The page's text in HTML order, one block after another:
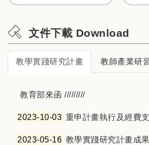
文件下載 Download
教學實踐研究計畫 教師產業研
教育部來函 /////////
2023-10-03 重申計畫執行及經費
2023-05-16 教學實踐研究計畫成